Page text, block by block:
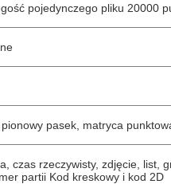
pojedynczego pliku 20000
pasek, matryca
czas rzeczywisty, zdjęcie, list,
partii Kod kreskowy i kod 2D